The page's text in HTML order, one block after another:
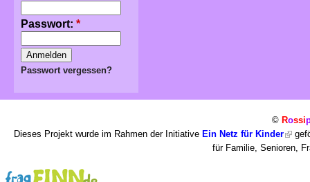
Passwort: *
Passwort vergessen?
© Rossi
Dieses Projekt wurde im Rahmen der Initiative Ein Netz für Kinder
für Familie, Senioren,